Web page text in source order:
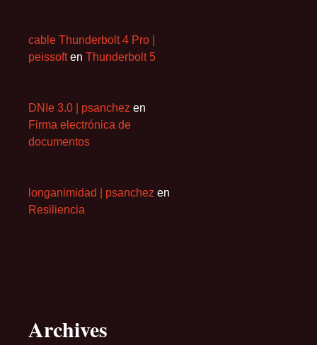
cable Thunderbolt 4 Pro |
peissoften Thunderbolt 5
DNIe 3.0 | psanchez en
Firma electrónica de
documentos
longanimidad | psanchez en
Resiliencia
Archives